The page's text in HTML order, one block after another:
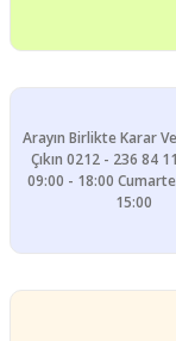
Arayın Birlikte Karar
Çıkın 0212 - 236 84
09:00 - 18:00
15:00